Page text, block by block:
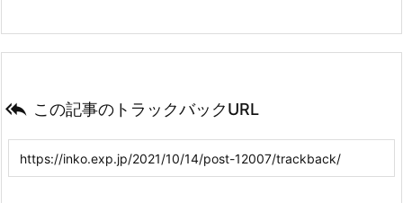
 この記事のトラックバックURL